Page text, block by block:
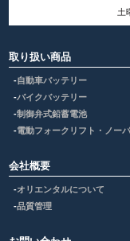
土
取り扱い商品
自動車バッテリー
バイクバッテリー
制御弁式鉛蓄電池
電動フォークリフト・ノー
会社概要
オリエンタルについて
品質管理